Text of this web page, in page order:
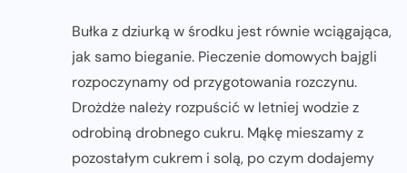
Bułka z dziurką w środku jest równie wciągająca,
jak samo bieganie. Pieczenie domowych bajgli
rozpoczynamy od przygotowania rozczynu.
Drożdże należy rozpuścić w letniej wodzie z
odrobiną drobnego cukru. Mąkę mieszamy z
pozostałym cukrem i solą, po czym dodajemy